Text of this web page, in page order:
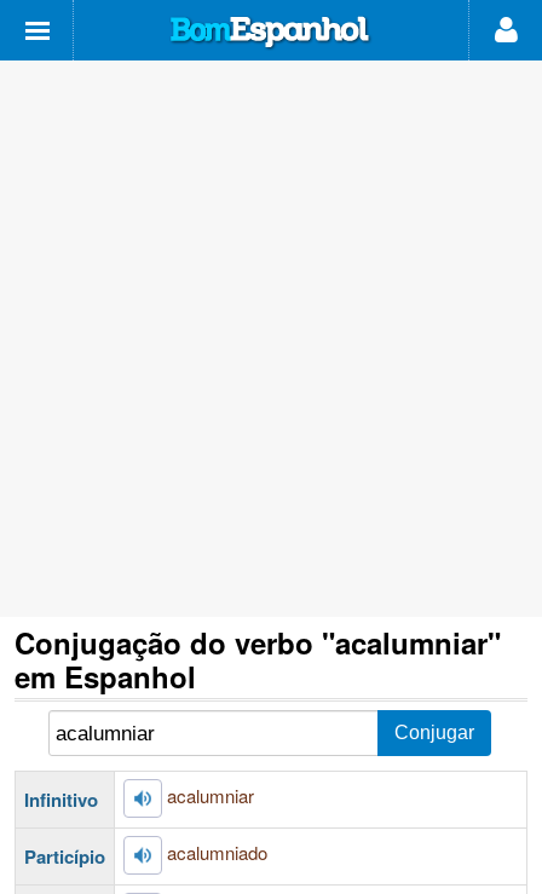
Conjugação do verbo "acalumniar"
em Espanhol
Infinitivo acalumniar
Particípio acalumniado